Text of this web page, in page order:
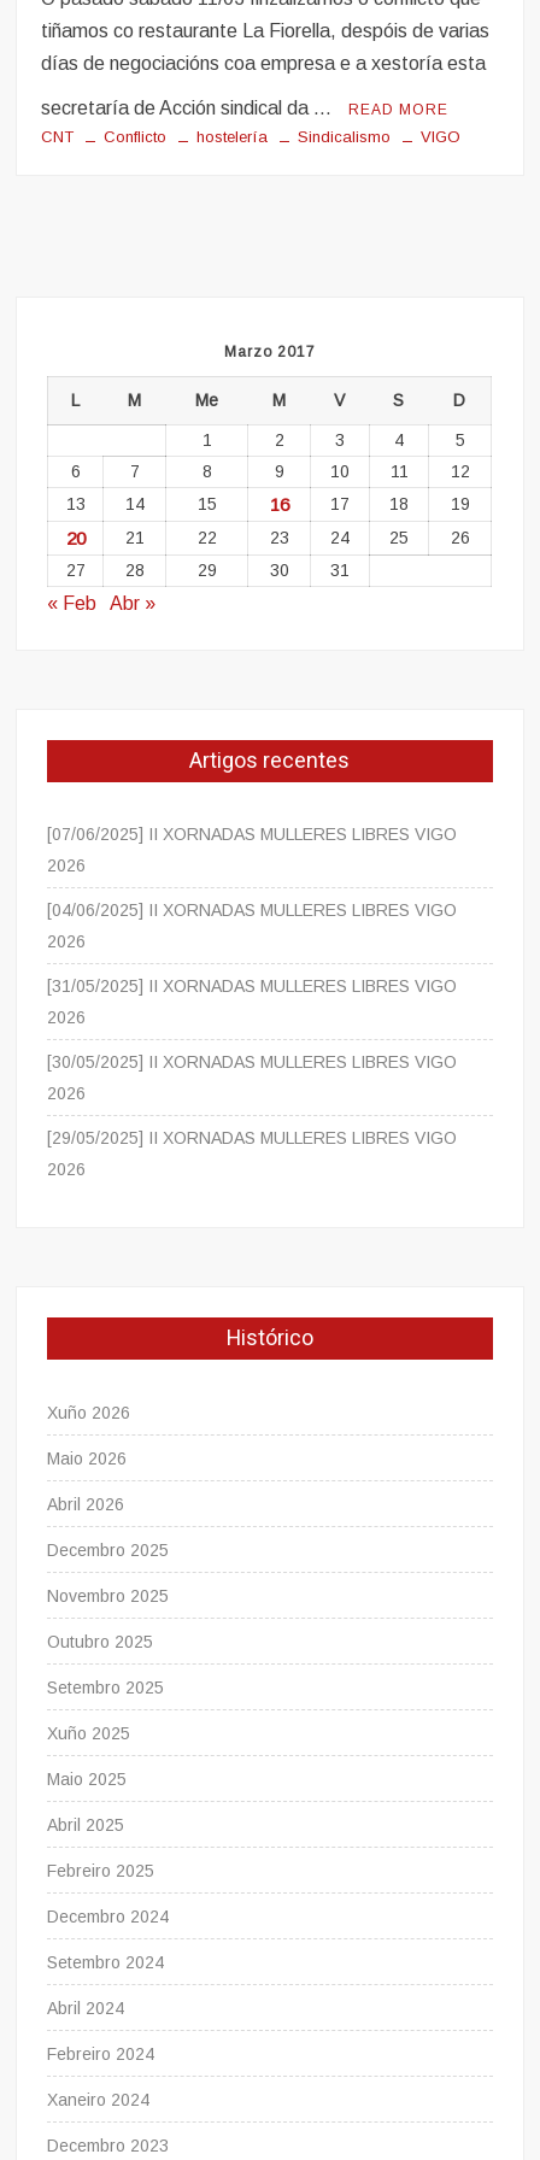
tiñamos co restaurante La Fiorella, despóis de varias
días de negociacións coa empresa e a xestoría esta
secretaría de Acción sindical da … READ MORE
CNT Conflicto hostelería Sindicalismo VIGO
Marzo 2017
L M Me M V S D
1 2 3 4
5
6
7 8 9 10 11
12
13
14 15 16 17 18 19
20 21 22 23 24 25
26
27
28 29 30 31
« Feb Abr »
Artigos recentes
[07/06/2025] II XORNADAS MULLERES LIBRES VIGO
2026
[04/06/2025] II XORNADAS MULLERES LIBRES VIGO
2026
[31/05/2025] II XORNADAS MULLERES LIBRES VIGO
2026
[30/05/2025] II XORNADAS MULLERES LIBRES VIGO
2026
[29/05/2025] II XORNADAS MULLERES LIBRES VIGO
2026
Histórico
Xuño 2026
Maio 2026
Abril 2026
Decembro 2025
Novembro 2025
Outubro 2025
Setembro 2025
Xuño 2025
Maio 2025
Abril 2025
Febreiro 2025
Decembro 2024
Setembro 2024
Abril 2024
Febreiro 2024
Xaneiro 2024
Decembro 2023